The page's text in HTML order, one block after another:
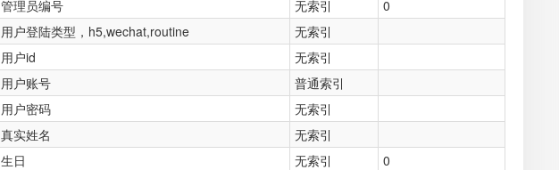
管理员编号 无索引
0
用户登陆类型，h5,wechat,routine
无索引
用户id
无索引
用户账号
普通索引
用户密码
无索引
真实姓名
无索引
生日 无索引
0